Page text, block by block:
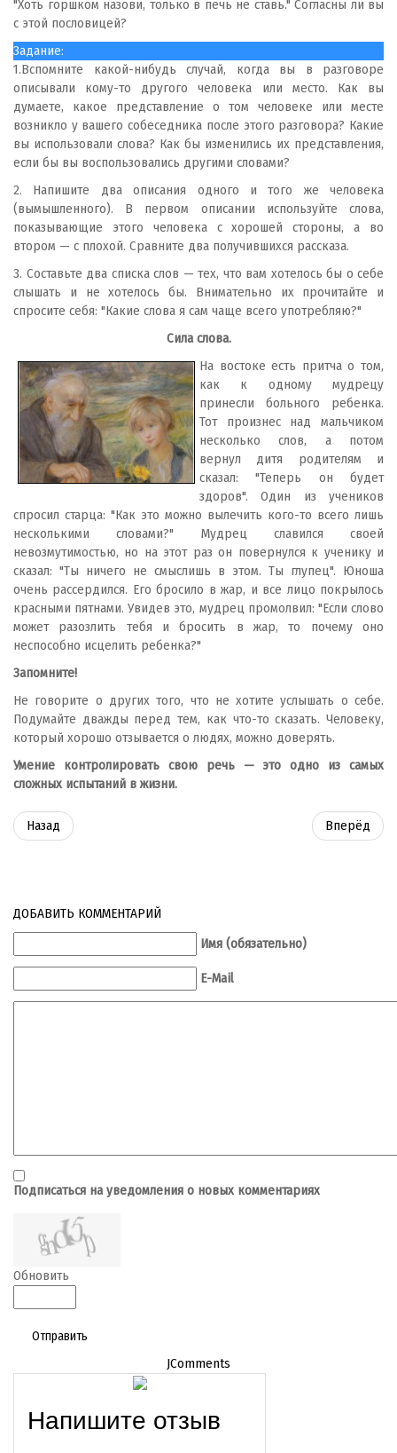
"Хоть горшком назови, только в печь не ставь." Согласны ли вы
с этой пословицей?
Задание:
1.Вспомните какой-нибудь случай, когда вы в разговоре
описывали кому-то другого человека или место. Как вы
думаете, какое представление о том человеке или месте
возникло у вашего собеседника после этого разговора? Какие
вы использовали слова? Как бы изменились их представления,
если бы вы воспользовались другими словами?
2. Напишите два описания одного и того же человека
(вымышленного). В первом описании используйте слова,
показывающие этого человека с хорошей стороны, а во
втором — с плохой. Сравните два получившихся рассказа.
3. Составьте два списка слов — тех, что вам хотелось бы о себе
слышать и не хотелось бы. Внимательно их прочитайте и
спросите себя: "Какие слова я сам чаще всего употребляю?"
Сила слова.
На востоке есть притча о том,
как к одному мудрецу
принесли больного ребенка.
Тот произнес над мальчиком
несколько слов, а потом
вернул дитя родителям и
сказал: "Теперь он будет
здоров". Один из учеников
спросил старца: "Как это можно вылечить кого-то всего лишь
несколькими словами?" Мудрец славился своей
невозмутимостью, но на этот раз он повернулся к ученику и
сказал: "Ты ничего не смыслишь в этом. Ты глупец". Юноша
очень рассердился. Его бросило в жар, и все лицо покрылось
красными пятнами. Увидев это, мудрец промолвил: "Если слово
может разозлить тебя и бросить в жар, то почему оно
неспособно исцелить ребенка?"
Запомните!
Не говорите о других того, что не хотите услышать о себе.
Подумайте дважды перед тем, как что-то сказать. Человеку,
который хорошо отзывается о людях, можно доверять.
Умение контролировать свою речь — это одно из самых
сложных испытаний в жизни.
Назад Вперёд
ДОБАВИТЬ КОММЕНТАРИЙ
Имя (обязательно)
E-Mail
Подписаться на уведомления о новых комментариях
Обновить
Отправить
JComments
Напишите отзыв